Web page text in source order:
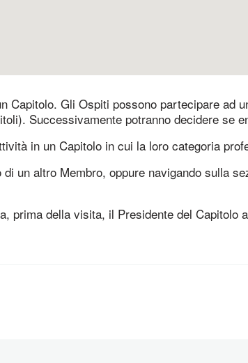
Capitolo. Gli Ospiti possono partecipare ad
Successivamente potranno decidere se
in un Capitolo in cui la loro categoria
un altro Membro, oppure navigando sulla
prima della visita, il Presidente del Capitolo